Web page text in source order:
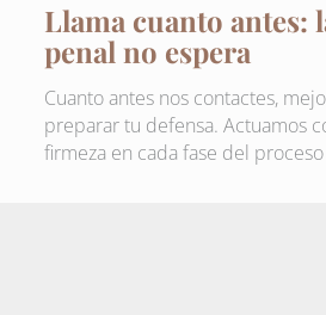
Llama cuanto antes:
penal no espera
Cuanto antes nos contactes,
preparar tu defensa. Actuamos
firmeza en cada fase del